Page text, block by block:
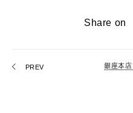
Share on
PREV 銀座本